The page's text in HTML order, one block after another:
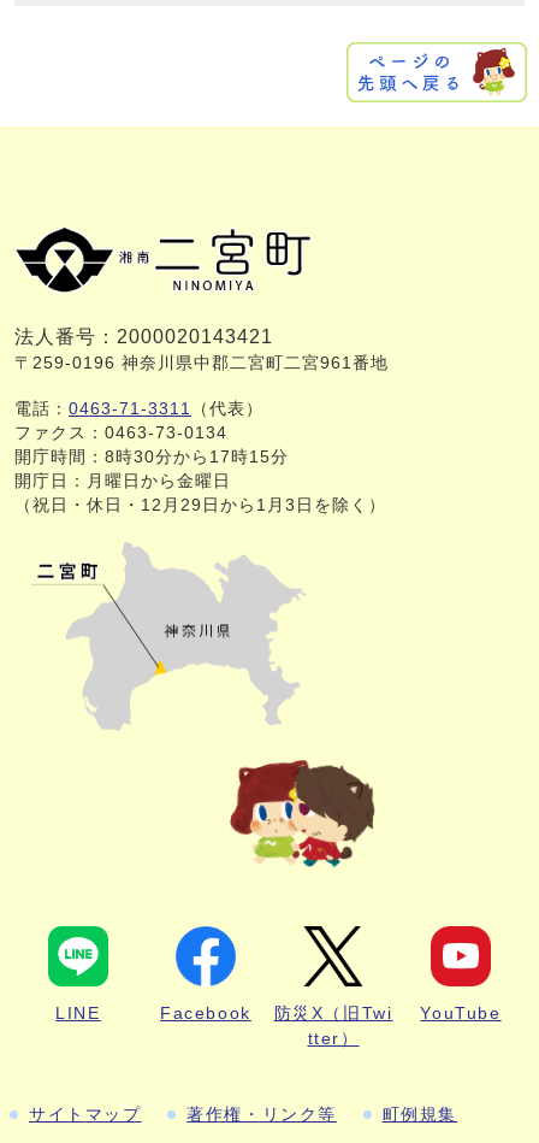
法人番号：2000020143421
〒259-0196 神奈川県中郡二宮町二宮961番地
電話： 0463-71-3311
（代表）
ファクス：0463-73-0134
開庁時間：8時30分から17時15分
開庁日：月曜日から金曜日
（祝日・休日・12月29日から1月3日を除く）
LINE Facebook
防災X（旧Twi
tter）
YouTube
サイトマップ 著作権・リンク等 町例規集